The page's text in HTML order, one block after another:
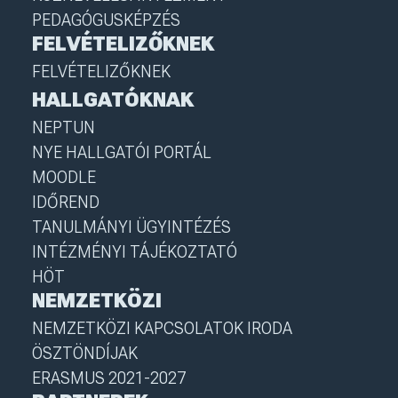
PEDAGÓGUSKÉPZÉS
FELVÉTELIZŐKNEK
FELVÉTELIZŐKNEK
HALLGATÓKNAK
NEPTUN
NYE HALLGATÓI PORTÁL
MOODLE
IDŐREND
TANULMÁNYI ÜGYINTÉZÉS
INTÉZMÉNYI TÁJÉKOZTATÓ
HÖT
NEMZETKÖZI
NEMZETKÖZI KAPCSOLATOK IRODA
ÖSZTÖNDÍJAK
ERASMUS 2021-2027